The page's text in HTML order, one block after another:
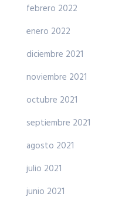
febrero 2022
enero 2022
diciembre 2021
noviembre 2021
octubre 2021
septiembre 2021
agosto 2021
julio 2021
junio 2021